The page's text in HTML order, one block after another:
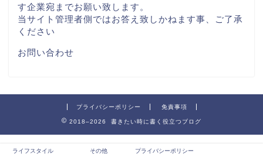
す企業宛までお願い致します。
当サイト管理者側ではお答え致しかねます事、ご了承
ください
お問い合わせ
プライバシーポリシー 免責事項
2018–2026 書きたい時に書く役立つブログ
ライフスタイル その他 プライバシーポリシー